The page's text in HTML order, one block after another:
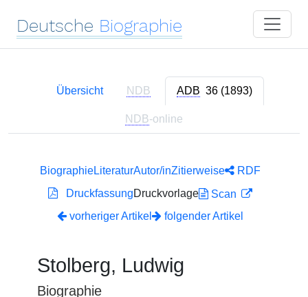
Deutsche Biographie
Übersicht NDB ADB 36 (1893)
NDB-online
BiographieLiteraturAutor/inZitierweise
RDF
DruckfassungDruckvorlage
Scan
vorheriger Artikel
folgender Artikel
Stolberg, Ludwig
Biographie